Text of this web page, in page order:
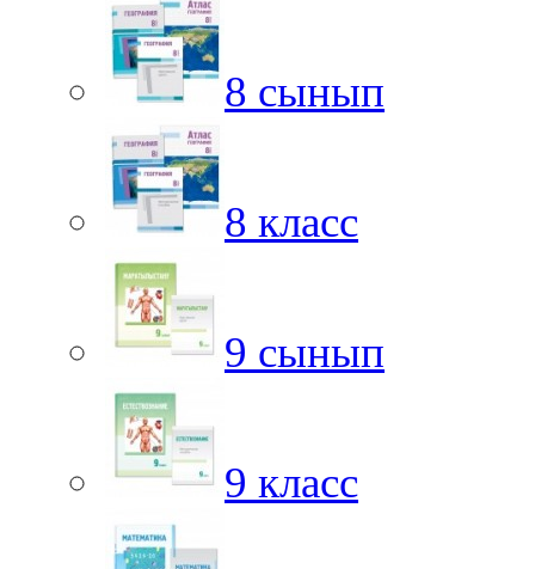
8 сынып
8 класс
9 сынып
9 класс